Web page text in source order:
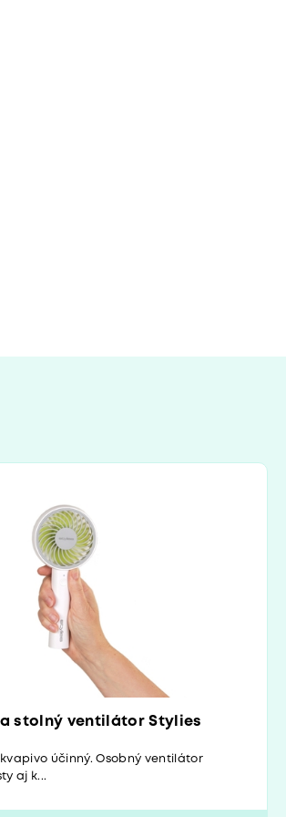
stolný ventilátor Stylies
účinný. Osobný ventilátor
aj k...